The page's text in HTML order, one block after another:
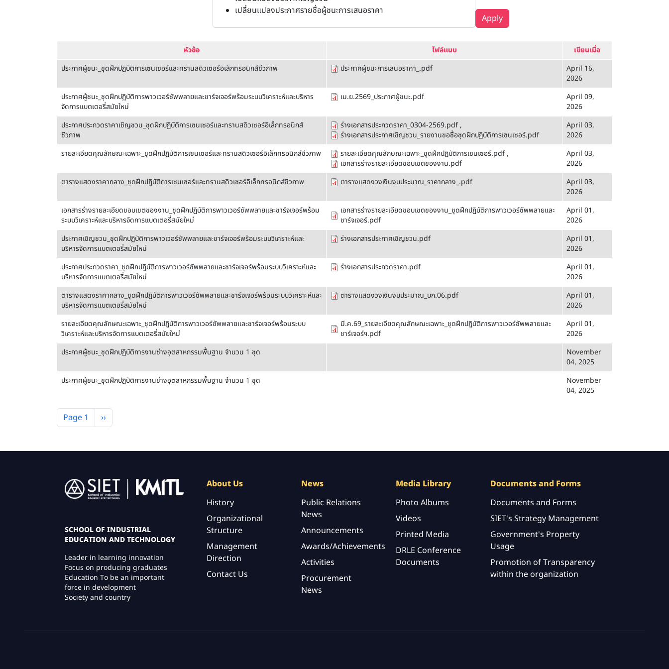
เปลี่ยนแปลงประกาศรายชื่อผู้ชนะการเสนอราคา
Apply
หัวข้อ ไฟล์แนบ
เขียนเมื่อ
ประกาศผู้ชนะ_ชุดฝึกปฏิบัติการเซนเซอร์และทรานสดิวเซอร์อิเล็กทรอนิกส์ชีวภาพ
ประกาศผู้ชนะการเสนอราคา_.pdf
April 16,
2026
ประกาศผู้ชนะ_ชุดฝึกปฏิบัติการพาวเวอร์ซัพพลายและชาร์จเจอร์พร้อมระบบวิเคราะห์และบริหาร
จัดการแบตเตอรี่สมัยใหม่
เม.ย.2569_ประกาศผู้ชนะ.pdf
April 09,
2026
ประกาศประกวดราคาเชิญชวน_ชุดฝึกปฏิบัติการเซนเซอร์และทรานสดิวเซอร์อิเล็กทรอนิกส์
ชีวภาพ
ร่างเอกสารประกวดราคา_0304-2569.pdf,
ร่างเอกสารประกาศเชิญชวน_รายงานขอซื้อชุดฝึกปฏิบัติการเซนเซอร์.pdf
April 03,
2026
รายละเอียดคุณลักษณะเฉพาะ_ชุดฝึกปฏิบัติการเซนเซอร์และทรานสดิวเซอร์อิเล็กทรอนิกส์ชีวภาพ
รายละเอียดคุณลักษณะเฉพาะ_ชุดฝึกปฏิบัติการเซนเซอร์.pdf,
เอกสารร่างรายละเอียดขอบเขตของงาน.pdf
April 03,
2026
ตารางแสดงราคากลาง_ชุดฝึกปฏิบัติการเซนเซอร์และทรานสดิวเซอร์อิเล็กทรอนิกส์ชีวภาพ
ตารางแสดงวงเงินงบประมาณ_ราคากลาง_.pdf
April 03,
2026
เอกสารร่างรายละเอียดขอบเขตของงาน_ชุดฝึกปฏิบัติการพาวเวอร์ซัพพลายและชาร์จเจอร์พร้อม
ระบบวิเคราะห์และบริหารจัดการแบตเตอรี่สมัยใหม่
เอกสารร่างรายละเอียดขอบเขตของงาน_ชุดฝึกปฏิบัติการพาวเวอร์ซัพพลายและ
ชาร์จเจอร์.pdf
April 01,
2026
ประกาศเชิญชวน_ชุดฝึกปฏิบัติการพาวเวอร์ซัพพลายและชาร์จเจอร์พร้อมระบบวิเคราะห์และ
บริหารจัดการแบตเตอรี่สมัยใหม่
ร่างเอกสารประกาศเชิญชวน.pdf
April 01,
2026
ประกาศประกวดราคา_ชุดฝึกปฏิบัติการพาวเวอร์ซัพพลายและชาร์จเจอร์พร้อมระบบวิเคราะห์และ
บริหารจัดการแบตเตอรี่สมัยใหม่
ร่างเอกสารประกวดราคา.pdf
April 01,
2026
ตารางแสดงราคากลาง_ชุดฝึกปฏิบัติการพาวเวอร์ซัพพลายและชาร์จเจอร์พร้อมระบบวิเคราะห์และ
บริหารจัดการแบตเตอรี่สมัยใหม่
ตารางแสดงวงเงินงบประมาณ_บก.06.pdf
April 01,
2026
รายละเอียดคุณลักษณะเฉพาะ_ชุดฝึกปฏิบัติการพาวเวอร์ซัพพลายและชาร์จเจอร์พร้อมระบบ
วิเคราะห์และบริหารจัดการแบตเตอรี่สมัยใหม่
มี.ค.69_รายละเอียดคุณลักษณะเฉพาะ_ชุดฝึกปฏิบัติการพาวเวอร์ซัพพลายและ
ชาร์เจอร์ฯ.pdf
April 01,
2026
ประกาศผู้ชนะ_ชุดฝึกปฏิบัติการงานช่างอุตสาหกรรมพื้นฐาน จำนวน 1 ชุด
November
04, 2025
ประกาศผู้ชนะ_ชุดฝึกปฏิบัติการงานช่างอุตสาหกรรมพื้นฐาน จำนวน 1 ชุด
November
04, 2025
Pagination
Page 1 Next page
››
Image
SCHOOL OF INDUSTRIAL
EDUCATION AND TECHNOLOGY
Leader in learning innovation
Focus on producing graduates
Education To be an important
force in development
Society and country
About Us
History
Organizational
Structure
Management
Direction
Contact Us
News
Public Relations
News
Announcements
Awards/Achievements
Activities
Procurement
News
Media Library
Photo Albums
Videos
Printed Media
DRLE Conference
Documents
Documents and Forms
Documents and Forms
SIET's Strategy Management
Government's Property
Usage
Promotion of Transparency
within the organization